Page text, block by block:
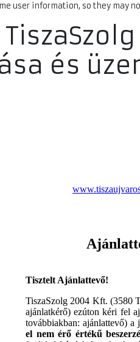
user information, so they may
és